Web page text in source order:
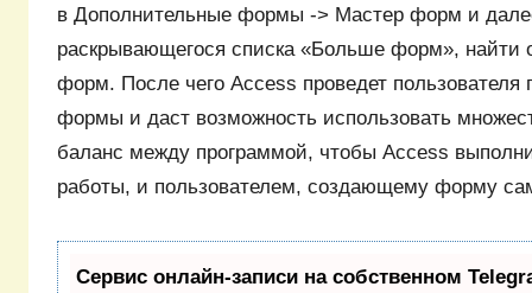
в Дополнительные формы -> Мастер форм и
раскрывающегося списка «Больше форм», найти
форм. После чего Access проведет пользователя
формы и даст возможность использовать
баланс между программой, чтобы Access
работы, и пользователем, создающему форму
Сервис онлайн-записи на собственном